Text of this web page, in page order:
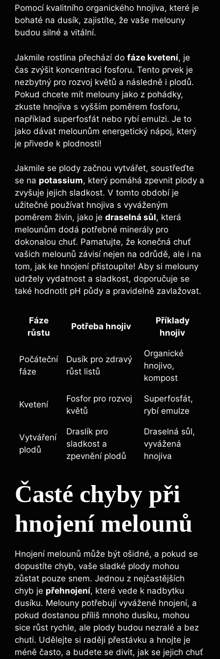
Pomocí kvalitního organického hnojiva, které je
bohaté na dusík, zajistíte, že vaše melouny
budou⁢ silné‍ a vitální.
Jakmile rostlina přechází do fáze ⁣kvetení, je‍
čas zvýšit‍ koncentraci fosforu. Tento prvek je
nezbytný pro rozvoj květů a následně i plodů.
Pokud chcete mít melouny⁣ jako z pohádky,
⁢zkuste hnojiva s⁤ vyšším poměrem fosforu,
⁤například superfosfát nebo rybí emulzi. Je to
jako dávat melounům energetický nápoj, který
je přivede ‌k plodnosti!
Jakmile se plody začnou‍ vytvářet, ‍soustřeďte
se‍ na potassium, který pomáhá zpevnit plody ​a
‌zvyšuje jejich sladkost. V tomto období je​
užitečné používat hnojiva s vyváženým
poměrem živin, jako je draselná sůl, která
melounům dodá potřebné minerály pro
dokonalou chuť. Pamatujte, že konečná chuť
vašich melounů⁢ závisí nejen na odrůdě, ale i na​
tom, jak ke hnojení přistoupíte! ⁣Aby si melouny
udržely‍ vydatnost a sladkost, ‌doporučuje se
také ‍hodnotit pH půdy a⁢ pravidelně zavlažovat.
Fáze
růstu
Potřeba hnojiv
Příklady
hnojiv
Počáteční
fáze
Dusík pro zdravý
růst listů
Organické
hnojivo,
‍kompost
Kvetení
Fosfor pro rozvoj
⁣květů
Superfosfát, ​
rybí emulze
Vytváření
plodů
Draslík pro
sladkost a
zpevnění plodů
Draselná sůl,
vyvážená
hnojiva
Časté ‍chyby při
hnojení melounů
Hnojení melounů může být ošidné,⁣ a pokud se
dopustíte chyb, vaše sladké plody mohou
zůstat ​pouze snem. Jednou z nejčastějších
chyb je přehnojení, které vede k⁣ nadbytku
dusíku. ⁣Melouny potřebují vyvážené hnojení, ‍a
⁣pokud dostanou příliš mnoho ⁤dusíku, ‍mohou
sice růst rychle, ale plody budou nezralé a bez
chuti. Udělejte si raději přestávku a⁢ hnojte je
méně často, a budete se divit, jak se jejich chuť